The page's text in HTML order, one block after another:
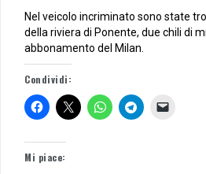
Nel veicolo incriminato sono state
della riviera di Ponente, due chili di
abbonamento del Milan.
Condividi:
Mi piace: